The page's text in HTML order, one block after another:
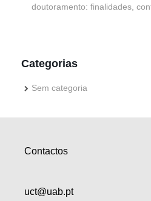
doutoramento: finalidades,
Categorias
Sem categoria
Contactos
uct@uab.pt